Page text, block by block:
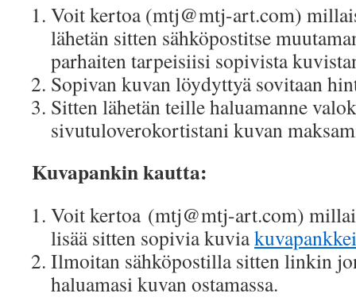
Voit kertoa (mtj@mtj-art.com)
lähetän sitten sähköpostitse
parhaiten tarpeisiisi sopivista
Sopivan kuvan löydyttyä sovitaan
Sitten lähetän teille haluamanne
sivutuloverokortistani kuvan
Kuvapankin kautta:
Voit kertoa (mtj@mtj-art.com)
lisää sitten sopivia kuvia
Ilmoitan sähköpostilla sitten linkin
haluamasi kuvan ostamassa.